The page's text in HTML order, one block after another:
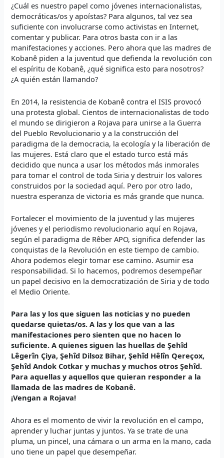
¿Cuál es nuestro papel como jóvenes internacionalistas,
democráticas/os y apoístas? Para algunos, tal vez sea
suficiente con involucrarse como activistas en Internet,
comentar y publicar. Para otros basta con ir a las
manifestaciones y acciones. Pero ahora que las madres de
Kobanê piden a la juventud que defienda la revolución con
el espíritu de Kobanê, ¿qué significa esto para nosotros?
¿A quién están llamando?
En 2014, la resistencia de Kobanê contra el ISIS provocó
una protesta global. Cientos de internacionalistas de todo
el mundo se dirigieron a Rojava para unirse a la Guerra
del Pueblo Revolucionario y a la construcción del
paradigma de la democracia, la ecología y la liberación de
las mujeres. Está claro que el estado turco está más
decidido que nunca a usar los métodos más inmorales
para tomar el control de toda Siria y destruir los valores
construidos por la sociedad aquí. Pero por otro lado,
nuestra esperanza de victoria es más grande que nunca.
Fortalecer el movimiento de la juventud y las mujeres
jóvenes y el periodismo revolucionario aquí en Rojava,
según el paradigma de Rêber APO, significa defender las
conquistas de la Revolución en este tiempo de cambio.
Ahora podemos elegir tomar ese camino. Asumir esa
responsabilidad. Si lo hacemos, podremos desempeñar
un papel decisivo en la democratización de Siria y de todo
el Medio Oriente.
Para las y los que siguen las noticias y no pueden
quedarse quietas/os. A las y los que van a las
manifestaciones pero sienten que no hacen lo
suficiente. A quienes siguen las huellas de Şehîd
Lêgerîn Çiya, Şehîd Dilsoz Bihar, Şehîd Hêlîn Qereçox,
Şehîd Andok Cotkar y muchas y muchos otros Şehîd.
Para aquellas y aquellos que quieran responder a la
llamada de las madres de Kobanê.
¡Vengan a Rojava!
Ahora es el momento de vivir la revolución en el campo,
aprender y luchar juntas y juntos. Ya se trate de una
pluma, un pincel, una cámara o un arma en la mano, cada
uno tiene un papel que desempeñar.